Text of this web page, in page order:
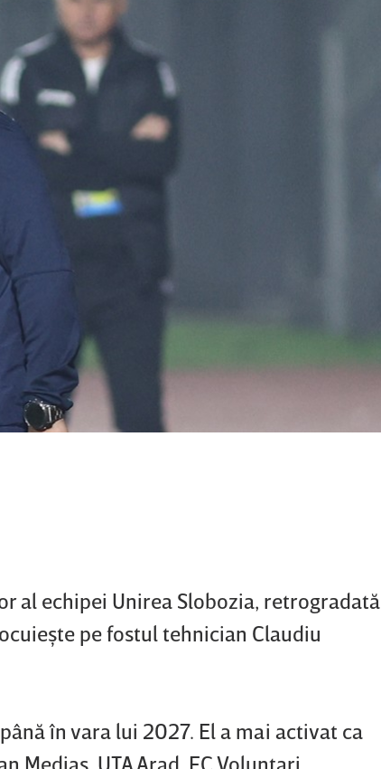
al echipei Unirea Slobozia, retrogradată
pe fostul tehnician Claudiu
în vara lui 2027. El a mai activat ca
Mediaş, UTA Arad, FC Voluntari,